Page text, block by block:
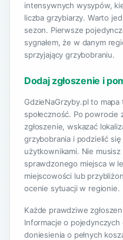
intensywnych wysypów,
liczba grzybiarzy. Warto
sezon. Pierwsze
sygnałem, że w danym
sprzyjający grzybobraniu.
Dodaj zgłoszenie i
GdzieNaGrzyby.pl to
społeczność. Po powrocie
zgłoszenie, wskazać
grzybobrania i podzielić
użytkownikami. Nie
sprawdzonego miejsca w
miejscowości lub
ocenie sytuacji w regionie.
Każde prawdziwe
Informacje o
doniesienia o pełnych